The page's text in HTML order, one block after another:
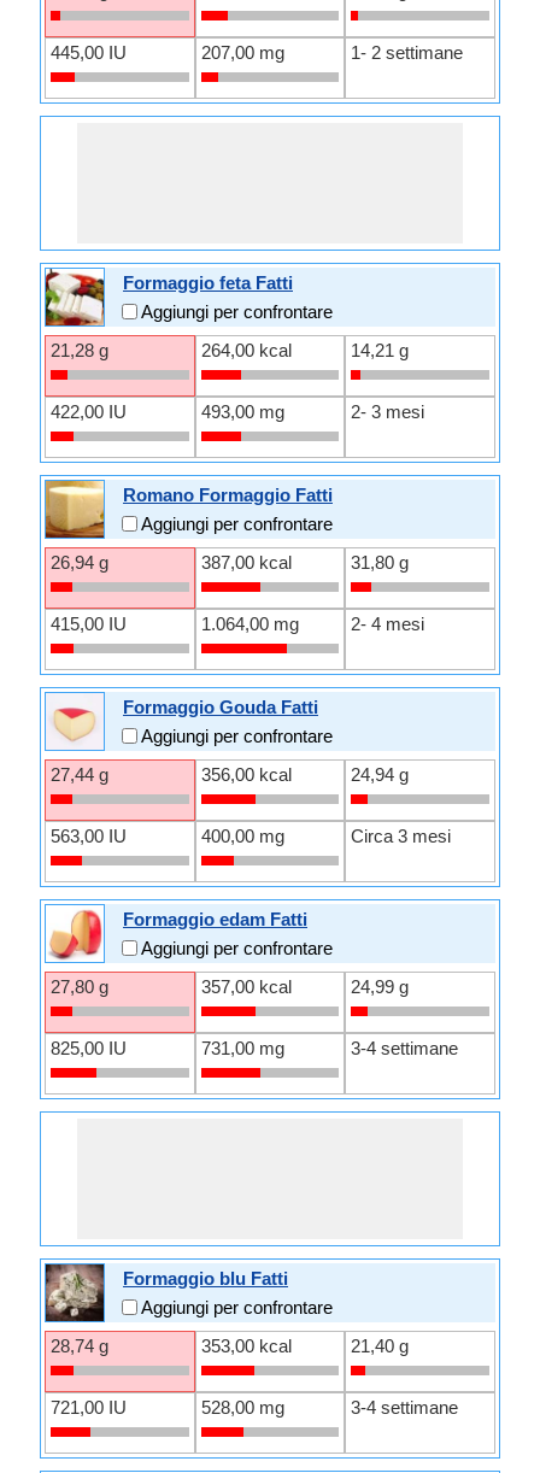
445,00 IU 207,00 mg 1- 2 settimane
Formaggio feta Fatti
Aggiungi per confrontare
21,28 g
264,00 kcal 14,21 g
422,00 IU 493,00 mg 2- 3 mesi
Romano Formaggio Fatti
Aggiungi per confrontare
26,94 g
387,00 kcal 31,80 g
415,00 IU 1.064,00 mg 2- 4 mesi
Formaggio Gouda Fatti
Aggiungi per confrontare
27,44 g
356,00 kcal 24,94 g
563,00 IU 400,00 mg Circa 3 mesi
Formaggio edam Fatti
Aggiungi per confrontare
27,80 g
357,00 kcal 24,99 g
825,00 IU 731,00 mg 3-4 settimane
Formaggio blu Fatti
Aggiungi per confrontare
28,74 g
353,00 kcal 21,40 g
721,00 IU 528,00 mg 3-4 settimane